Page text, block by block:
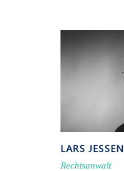
LARS JESSEN
Rechtsanwalt